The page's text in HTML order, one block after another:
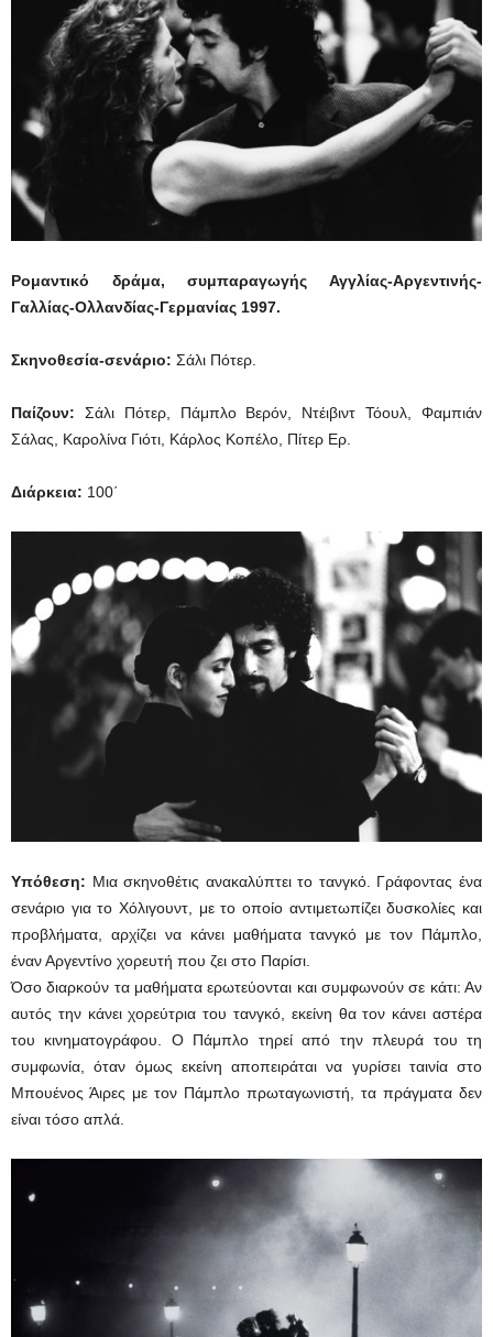
Ρομαντικό δράμα, συμπαραγωγής Αγγλίας-Αργεντινής-
Γαλλίας-Ολλανδίας-Γερμανίας 1997.
Σκηνοθεσία-σενάριο: Σάλι Πότερ.
Παίζουν: Σάλι Πότερ, Πάμπλο Βερόν, Ντέιβιντ Τόουλ, Φαμπιάν
Σάλας, Καρολίνα Γιότι, Κάρλος Κοπέλο, Πίτερ Ερ.
Διάρκεια: 100΄
Υπόθεση: Μια σκηνοθέτις ανακαλύπτει το τανγκό. Γράφοντας ένα
σενάριο για το Χόλιγουντ, με το οποίο αντιμετωπίζει δυσκολίες και
προβλήματα, αρχίζει να κάνει μαθήματα τανγκό με τον Πάμπλο,
έναν Αργεντίνο χορευτή που ζει στο Παρίσι.
Όσο διαρκούν τα μαθήματα ερωτεύονται και συμφωνούν σε κάτι: Αν
αυτός την κάνει χορεύτρια του τανγκό, εκείνη θα τον κάνει αστέρα
του κινηματογράφου. Ο Πάμπλο τηρεί από την πλευρά του τη
συμφωνία, όταν όμως εκείνη αποπειράται να γυρίσει ταινία στο
Μπουένος Άιρες με τον Πάμπλο πρωταγωνιστή, τα πράγματα δεν
είναι τόσο απλά.